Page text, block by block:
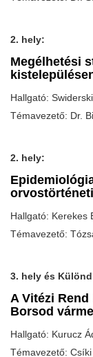
2. hely:
Megélhetési
Hallgató:
Témavezető: Dr.
2. hely:
Hallgató: Kerekes
Témavezető:
3. hely és
A Vitézi
Borsod
Hallgató: Kurucz
Témavezető: